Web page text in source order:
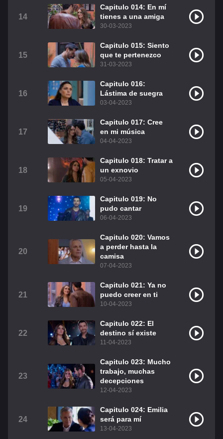
14
Capitulo 014: En mí
tienes a una amiga
30-03-2023
15
Capitulo 015: Siento
que te pertenezco
31-03-2023
16
Capitulo 016:
Lástima de suegra
03-04-2023
17
Capitulo 017: Cree
en mi música
04-04-2023
18
Capitulo 018: Tratar a
un exnovio
05-04-2023
19
Capitulo 019: No
pudo cantar
06-04-2023
20
Capitulo 020: Vamos
a perder hasta la
camisa
07-04-2023
21
Capitulo 021: Ya no
puedo creer en ti
10-04-2023
22
Capitulo 022: El
destino sí existe
11-04-2023
23
Capitulo 023: Mucho
trabajo, muchas
decepciones
12-04-2023
24
Capitulo 024: Emilia
será para mí
13-04-2023